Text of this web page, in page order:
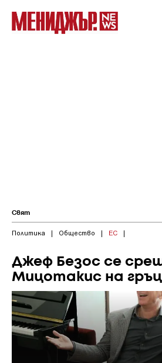
Свят
Политика | Общество | ЕС |
Джеф Безос се
Мицотакис на